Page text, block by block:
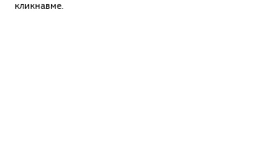
кликнавме.